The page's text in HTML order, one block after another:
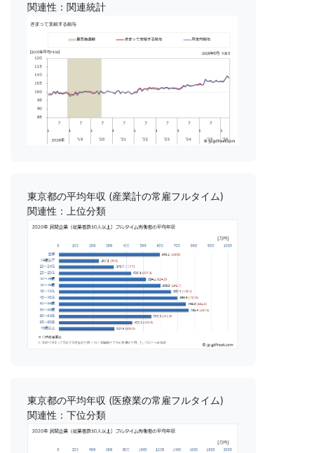
関連性：関連統計
東京都の平均年収 (産業計の常雇フルタイム)
関連性：上位分類
東京都の平均年収 (医療業の常雇フルタイム)
関連性：下位分類